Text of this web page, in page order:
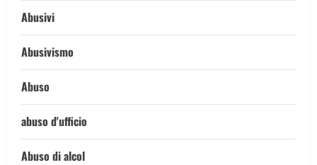
Abusivi
Abusivismo
Abuso
abuso d'ufficio
Abuso di alcol